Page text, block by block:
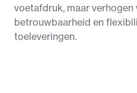
voetafdruk, maar verhogen
betrouwbaarheid en
toeleveringen.